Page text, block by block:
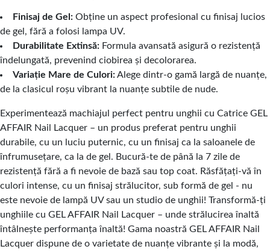
Finisaj de Gel: Obține un aspect profesional cu finisaj lucios
de gel, fără a folosi lampa UV.
Durabilitate Extinsă: Formula avansată asigură o rezistență
îndelungată, prevenind ciobirea și decolorarea.
Variație Mare de Culori:Alege dintr-o gamă largă de nuanțe,
de la clasicul roșu vibrant la nuanțe subtile de nude.
Experimentează machiajul perfect pentru unghii cu Catrice GEL
AFFAIR Nail Lacquer – un produs preferat pentru unghii
durabile, cu un luciu puternic, cu un finisaj ca la saloanele de
înfrumusețare, ca la de gel. Bucură-te de până la 7 zile de
rezistență fără a fi nevoie de bază sau top coat. Răsfățați-vă în
culori intense, cu un finisaj strălucitor, sub formă de gel - nu
este nevoie de lampă UV sau un studio de unghii! Transformă-ți
unghiile cu GEL AFFAIR Nail Lacquer – unde strălucirea înaltă
întâlnește performanța înaltă! Gama noastră GEL AFFAIR Nail
Lacquer dispune de o varietate de nuanțe vibrante și la modă,